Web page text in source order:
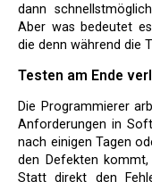
dann
Aber was bedeutet
die denn während die
Testen am Ende
Die Programmierer arbeiten natürlich weiter und setzen neue
Anforderungen in
nach einigen Tagen
den Defekten
Statt direkt den